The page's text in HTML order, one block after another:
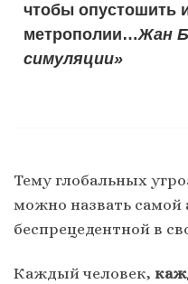
чтобы опустошить
метрополии…Жан
симуляции»
Тему глобальных
можно назвать самой
беспрецедентной в
Каждый человек,